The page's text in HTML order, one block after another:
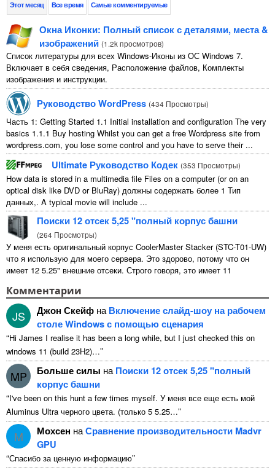
Этот месяц Все время Самые комментируемые
Окна Иконки: Полный список с деталями, места &
изображений (1.2k просмотров)
Список литературы для всех Windows-Иконы из ОС Windows 7.
Включает в себя сведения, Расположение файлов, Комплекты
изображения и инструкции.
Руководство WordPress (434 Просмотры)
Часть 1: Getting Started 1.1 Initial installation and configuration The very
basics 1.1.1 Buy hosting Whilst you can get a free Wordpress site from
wordpress.com, you lose some control and you have to serve their...
Ultimate Руководство Кодек (353 Просмотры)
How data is stored in a multimedia file Files on a computer(or on an
optical disk like DVD or BluRay) должны содержать более 1 Тип
данных,. A typical movie will include ...
Поиски 12 отсек 5,25 "полный корпус башни
(264 Просмотры)
У меня есть оригинальный корпус CoolerMaster Stacker (STC-T01-UW)
что я использую для моего сервера. Это здорово, потому что он
имеет 12 5.25" внешние отсеки. Строго говоря, это имеет 11
Комментарии
JS Джон Скейф на Включение слайд-шоу на рабочем
столе Windows с помощью сценария
“Hi James I realise it has been a long while, but I just checked this on
windows 11 (build 23H2)…”
MP Больше силы на Поиски 12 отсек 5,25 "полный
корпус башни
“I've been on this hunt a few times myself. У меня все еще есть мой
Aluminus Ultra черного цвета. (только 5 5.25…”
M Мохсен наСравнение производительности Madvr
GPU
“Спасибо за ценную информацию”